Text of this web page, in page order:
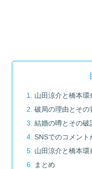
山田涼介と橋本
破局の理由とその
結婚の噂とその破
SNSでのコメント
山田涼介と橋本
まとめ